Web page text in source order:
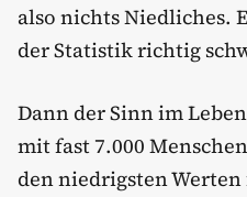
also nichts Niedliches.
der Statistik richtig
Dann der Sinn im
mit fast 7.000
den niedrigsten